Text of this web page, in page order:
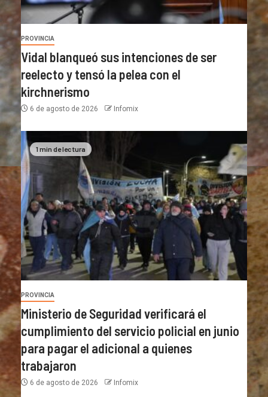
PROVINCIA
Vidal blanqueó sus intenciones de ser
reelecto y tensó la pelea con el
kirchnerismo
6 de agosto de 2026 Infomix
1 min de lectura
PROVINCIA
Ministerio de Seguridad verificará el
cumplimiento del servicio policial en junio
para pagar el adicional a quienes
trabajaron
6 de agosto de 2026 Infomix